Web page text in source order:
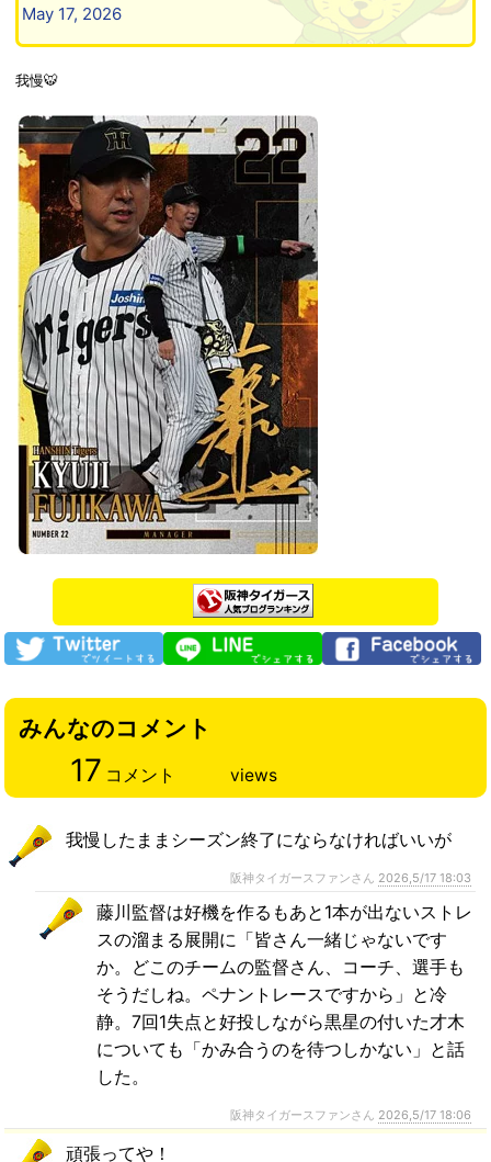
May 17, 2026
我慢🐯
みんなのコメント
17 コメント views
我慢したままシーズン終了にならなければいいが
阪神タイガースファンさん 2026,5/17 18:03
藤川監督は好機を作るもあと1本が出ないストレ
スの溜まる展開に「皆さん一緒じゃないです
か。どこのチームの監督さん、コーチ、選手も
そうだしね。ペナントレースですから」と冷
静。7回1失点と好投しながら黒星の付いた才木
についても「かみ合うのを待つしかない」と話
した。
阪神タイガースファンさん 2026,5/17 18:06
頑張ってや！